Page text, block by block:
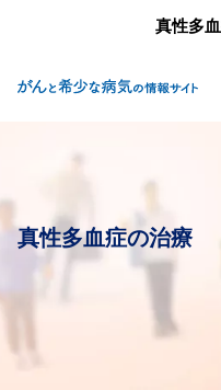
真性多
Site Logo
真性多血症の治療